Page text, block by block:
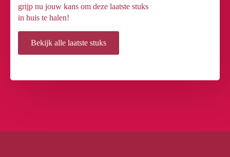
grijp nu jouw kans om deze laatste stuks
in huis te halen!
Bekijk alle laatste stuks